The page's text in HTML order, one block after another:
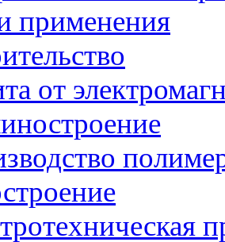
применения
от